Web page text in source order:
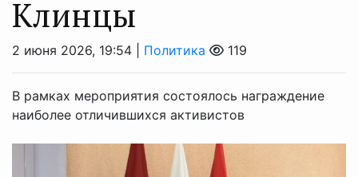
Клинцы
2 июня 2026, 19:54 | Политика 119
В рамках мероприятия состоялось награждение
наиболее отличившихся активистов